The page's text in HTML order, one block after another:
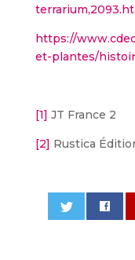
https://
et-plantes/
[1] JT France 2
[2] Rustica